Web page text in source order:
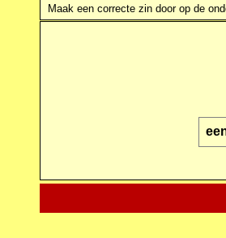
Maak een correcte zin door op de